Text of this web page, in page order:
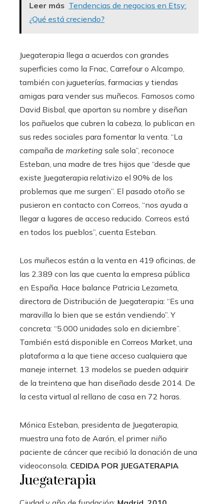
Leer más Tendencias de negocios en Etsy:
¿Qué está creciendo?
Juegaterapia llega a acuerdos con grandes
superficies como la Fnac, Carrefour o Alcampo,
también con jugueterías, farmacias y tiendas
amigas para vender sus muñecos. Famosos como
David Bisbal, que aportan su nombre y diseñan
los pañuelos que cubren la cabeza, lo publican en
sus redes sociales para fomentar la venta. “La
campaña de marketing sale sola”, reconoce
Esteban, una madre de tres hijos que “desde que
existe Juegaterapia relativizo el 90% de los
problemas que me surgen”. El pasado otoño se
pusieron en contacto con Correos, “nos ayuda a
llegar a lugares de acceso reducido. Correos está
en todos los pueblos”, cuenta Esteban.
Los muñecos están a la venta en 419 oficinas, de
las 2.389 con las que cuenta la empresa pública
en España. Hace balance Patricia Lezameta,
directora de Distribución de Juegaterapia: “Es una
maravilla lo bien que se están vendiendo”. Y
concreta: “5.000 unidades solo en diciembre”.
También está disponible en Correos Market, una
plataforma a la que tiene acceso cualquiera que
maneje internet. 13 modelos se pueden adquirir
de la treintena que han diseñado desde 2014. De
la cesta virtual al rellano de casa en 72 horas.
Mónica Esteban, presidenta de Juegaterapia,
muestra una foto de Aarón, el primer niño
paciente de cáncer que recibió la donación de una
videoconsola. CEDIDA POR JUEGATERAPIA
Juegaterapia